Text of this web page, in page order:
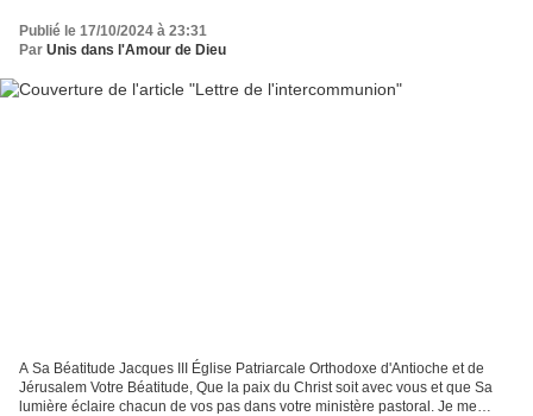
Publié le 17/10/2024 à 23:31
Par Unis dans l'Amour de Dieu
A Sa Béatitude Jacques III Église Patriarcale Orthodoxe d'Antioche et de
Jérusalem Votre Béatitude, Que la paix du Christ soit avec vous et que Sa
lumière éclaire chacun de vos pas dans votre ministère pastoral. Je me